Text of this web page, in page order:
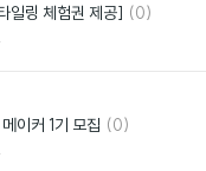
일링 체험권 제공] 댓
(0)
이커 1기 모집 댓
(0)